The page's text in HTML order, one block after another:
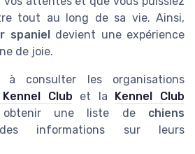
tout au long de sa vie. Ainsi,
spanieldevient une expérience
de joie.
à consulter les organisations
Club et la Kennel Club
obtenir une liste de chiens
informations sur leurs